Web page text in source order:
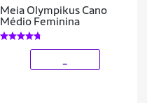
Meia Olympikus Cano
Médio Feminina